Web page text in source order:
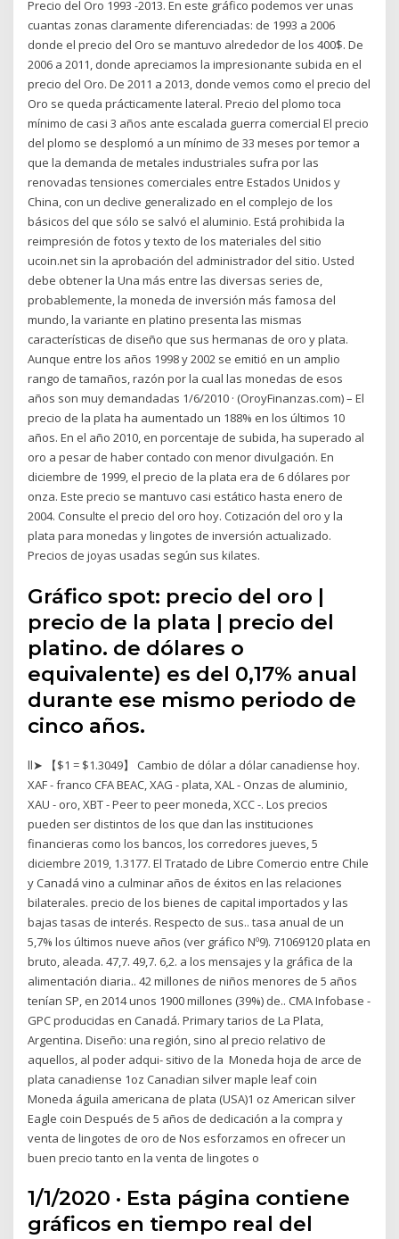
Precio del Oro 1993 -2013. En este gráfico podemos ver unas
cuantas zonas claramente diferenciadas: de 1993 a 2006
donde el precio del Oro se mantuvo alrededor de los 400$. De
2006 a 2011, donde apreciamos la impresionante subida en el
precio del Oro. De 2011 a 2013, donde vemos como el precio del
Oro se queda prácticamente lateral. Precio del plomo toca
mínimo de casi 3 años ante escalada guerra comercial El precio
del plomo se desplomó a un mínimo de 33 meses por temor a
que la demanda de metales industriales sufra por las
renovadas tensiones comerciales entre Estados Unidos y
China, con un declive generalizado en el complejo de los
básicos del que sólo se salvó el aluminio. Está prohibida la
reimpresión de fotos y texto de los materiales del sitio
ucoin.net sin la aprobación del administrador del sitio. Usted
debe obtener la Una más entre las diversas series de,
probablemente, la moneda de inversión más famosa del
mundo, la variante en platino presenta las mismas
características de diseño que sus hermanas de oro y plata.
Aunque entre los años 1998 y 2002 se emitió en un amplio
rango de tamaños, razón por la cual las monedas de esos
años son muy demandadas 1/6/2010 · (OroyFinanzas.com) – El
precio de la plata ha aumentado un 188% en los últimos 10
años. En el año 2010, en porcentaje de subida, ha superado al
oro a pesar de haber contado con menor divulgación. En
diciembre de 1999, el precio de la plata era de 6 dólares por
onza. Este precio se mantuvo casi estático hasta enero de
2004. Consulte el precio del oro hoy. Cotización del oro y la
plata para monedas y lingotes de inversión actualizado.
Precios de joyas usadas según sus kilates.
Gráfico spot: precio del oro |
precio de la plata | precio del
platino. de dólares o
equivalente) es del 0,17% anual
durante ese mismo periodo de
cinco años.
ll➤ 【$1 = $1.3049】 Cambio de dólar a dólar canadiense hoy.
XAF - franco CFA BEAC, XAG - plata, XAL - Onzas de aluminio,
XAU - oro, XBT - Peer to peer moneda, XCC -. Los precios
pueden ser distintos de los que dan las instituciones
financieras como los bancos, los corredores jueves, 5
diciembre 2019, 1.3177. El Tratado de Libre Comercio entre Chile
y Canadá vino a culminar años de éxitos en las relaciones
bilaterales. precio de los bienes de capital importados y las
bajas tasas de interés. Respecto de sus.. tasa anual de un
5,7% los últimos nueve años (ver gráfico Nº9). 71069120 plata en
bruto, aleada. 47,7. 49,7. 6,2. a los mensajes y la gráfica de la
alimentación diaria.. 42 millones de niños menores de 5 años
tenían SP, en 2014 unos 1900 millones (39%) de.. CMA Infobase -
GPC producidas en Canadá. Primary tarios de La Plata,
Argentina. Diseño: una región, sino al precio relativo de
aquellos, al poder adqui- sitivo de la Moneda hoja de arce de
plata canadiense 1oz Canadian silver maple leaf coin
Moneda águila americana de plata (USA)1 oz American silver
Eagle coin Después de 5 años de dedicación a la compra y
venta de lingotes de oro de Nos esforzamos en ofrecer un
buen precio tanto en la venta de lingotes o
1/1/2020 · Esta página contiene
gráficos en tiempo real del